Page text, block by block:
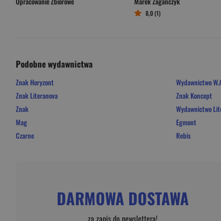
8,0 (1)
Podobne wydawnictwa
Znak Horyzont
Znak Literanova
Znak
Mag
Czarne
Wydawnictwo
Znak Koncept
Wydawnictwo
Egmont
Rebis
DARMOWA DOSTAWA
za zapis do newslettera!